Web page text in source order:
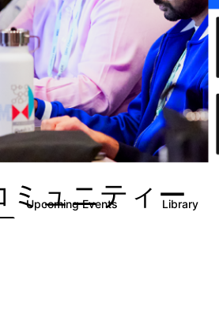
ュニティー
Upcoming Events Library